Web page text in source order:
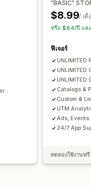
การใช้จ่ายด้านโฆษณา
อัตราการคลิกผ่าน
ค้าใหม่
แดชบอร์ด
ผู้เยี่ยมชม
ราะห์การชำระเงิน ROAS
การวิเคราะห์ช่องทาง
ง
การส่งออกข้อมูล
"BASIC"
$8.99/ เดื
หรือ $84/ปี แล
ฟีเจอร์
UNLIMITED
UNLIMITED
UNLIMITED
Catalogs &
Custom &
UTM
Ads, Events
24/7 App
ทดลองใช้งานฟ